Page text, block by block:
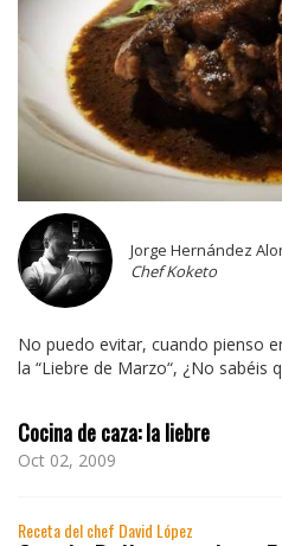
Jorge Hernández
Chef Koketo
No puedo evitar, cuando pienso
la “Liebre de Marzo“, ¿No sabéis
Cocina de caza: la liebre
Oct 02, 2009
Receta del chef David López